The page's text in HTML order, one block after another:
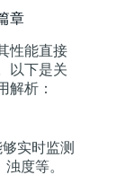
章
性能直接
以下是关
解析：
实时监测
度等。